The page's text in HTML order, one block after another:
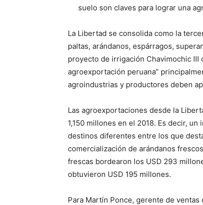
suelo son claves para lograr una
La Libertad se consolida como la
paltas, arándanos, espárragos,
proyecto de irrigación Chavimochic III
agroexportación peruana”
agroindustrias y productores deben
Las agroexportaciones desde la
1,150 millones en el 2018. Es decir,
destinos diferentes entre los que
comercialización de arándanos
frescas bordearon los USD 293
obtuvieron USD 195 millones.
Para Martín Ponce, gerente de